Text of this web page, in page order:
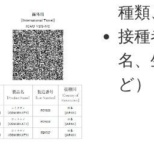
種
接
名
ど）